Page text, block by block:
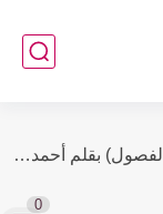
رواية ممر تحت الأرض (كاملة جميع الفصول) بقلم أحمد حسن